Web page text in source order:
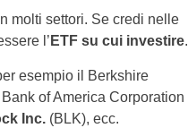
molti settori. Se credi nelle
l’ ETF su cui investire.
esempio il Berkshire
of America Corporation
Inc. (BLK), ecc.